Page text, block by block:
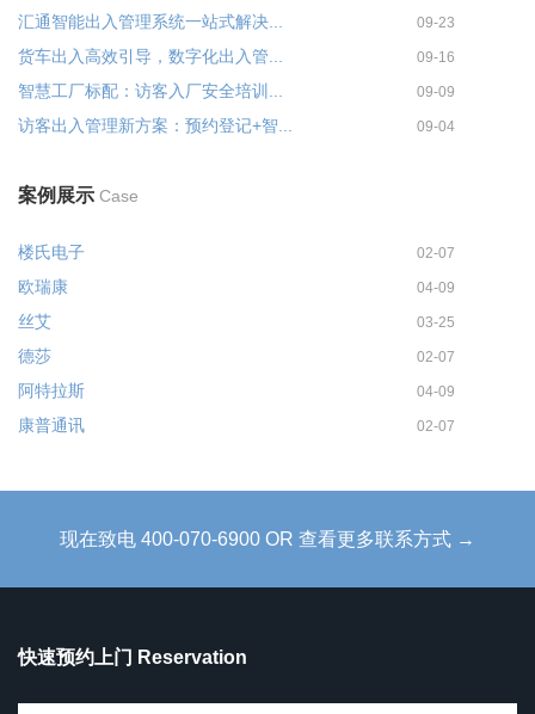
汇通智能出入管理系统一站式解决... 09-23
货车出入高效引导，数字化出入管... 09-16
智慧工厂标配：访客入厂安全培训... 09-09
访客出入管理新方案：预约登记+智... 09-04
案例展示 Case
楼氏电子 02-07
欧瑞康 04-09
丝艾 03-25
德莎 02-07
阿特拉斯 04-09
康普通讯 02-07
现在致电 400-070-6900 OR 查看更多联系方式 →
快速预约上门 Reservation